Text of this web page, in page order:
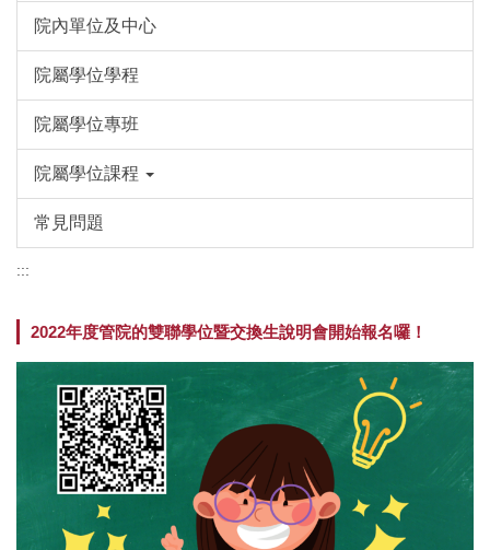
院內單位及中心
院屬學位學程
院屬學位專班
院屬學位課程
常見問題
:::
2022年度管院的雙聯學位暨交換生說明會開始報名囉！